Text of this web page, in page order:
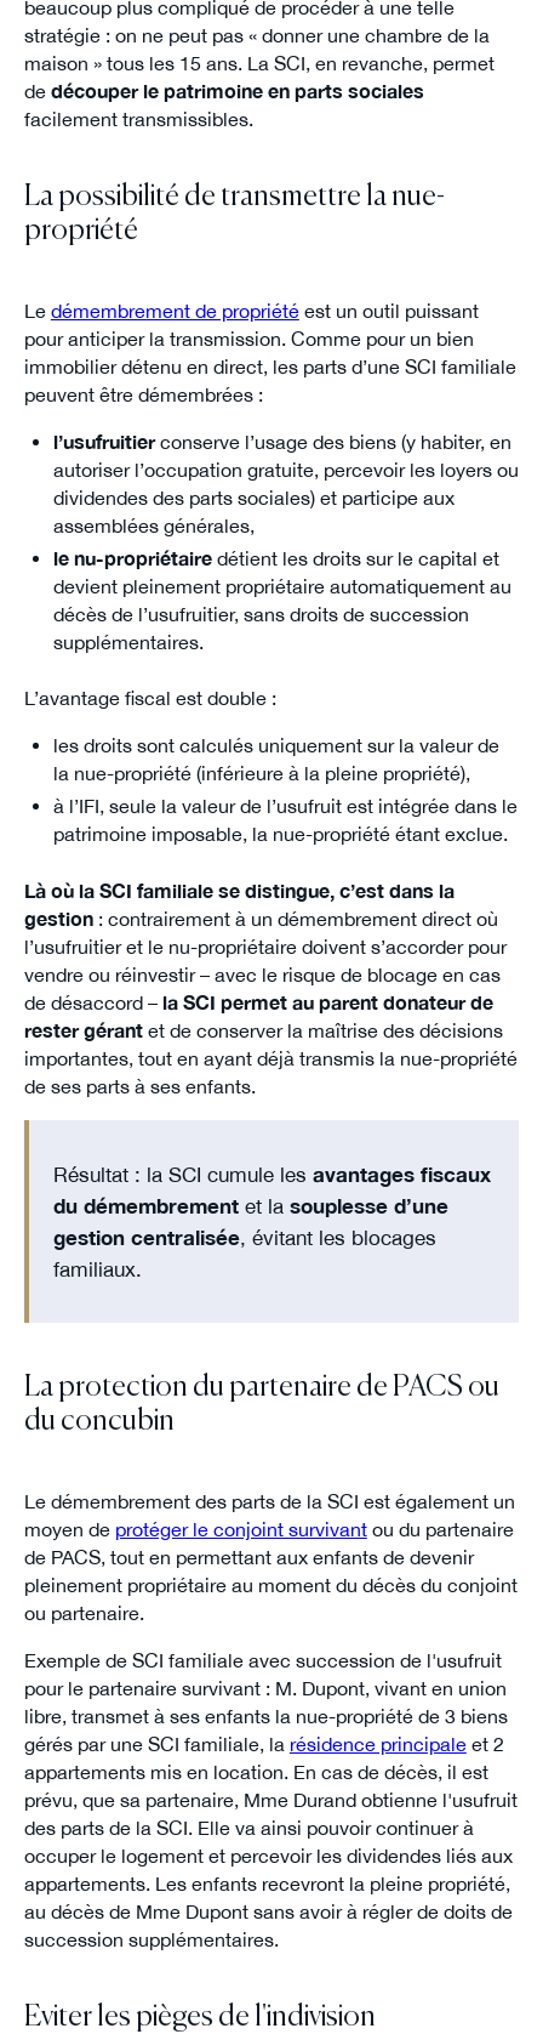
beaucoup plus compliqué de procéder à une telle
stratégie : on ne peut pas « donner une chambre de la
maison » tous les 15 ans. La SCI, en revanche, permet
de découper le patrimoine en parts sociales
facilement transmissibles.
La possibilité de transmettre la nue-
propriété
Le démembrement de propriétéest un outil puissant
pour anticiper la transmission. Comme pour un bien
immobilier détenu en direct, les parts d’une SCI familiale
peuvent être démembrées :
l’usufruitierconserve l’usage des biens (y habiter, en
autoriser l’occupation gratuite, percevoir les loyers ou
dividendes des parts sociales) et participe aux
assemblées générales,
le nu-propriétairedétient les droits sur le capital et
devient pleinement propriétaire automatiquement au
décès de l’usufruitier, sans droits de succession
supplémentaires.
L’avantage fiscal est double :
les droits sont calculés uniquement sur la valeur de
la nue-propriété (inférieure à la pleine propriété),
à l’IFI, seule la valeur de l’usufruit est intégrée dans le
patrimoine imposable, la nue-propriété étant exclue.
Là où la SCI familiale se distingue, c’est dans la
gestion: contrairement à un démembrement direct où
l’usufruitier et le nu-propriétaire doivent s’accorder pour
vendre ou réinvestir – avec le risque de blocage en cas
de désaccord – la SCI permet au parent donateur de
rester gérantet de conserver la maîtrise des décisions
importantes, tout en ayant déjà transmis la nue-propriété
de ses parts à ses enfants.
Résultat : la SCI cumule les avantages fiscaux
du démembrementet la souplesse d’une
gestion centralisée, évitant les blocages
familiaux.
La protection du partenaire de PACS ou
du concubin
Le démembrement des parts de la SCI est également un
moyen de protéger le conjoint survivantou du partenaire
de PACS, tout en permettant aux enfants de devenir
pleinement propriétaire au moment du décès du conjoint
ou partenaire.
Exemple de SCI familiale avec succession de l'usufruit
pour le partenaire survivant : M. Dupont, vivant en union
libre, transmet à ses enfants la nue-propriété de 3 biens
gérés par une SCI familiale, la résidence principaleet 2
appartements mis en location. En cas de décès, il est
prévu, que sa partenaire, Mme Durand obtienne l'usufruit
des parts de la SCI. Elle va ainsi pouvoir continuer à
occuper le logement et percevoir les dividendes liés aux
appartements. Les enfants recevront la pleine propriété,
au décès de Mme Dupont sans avoir à régler de doits de
succession supplémentaires.
Eviter les pièges de l'indivision